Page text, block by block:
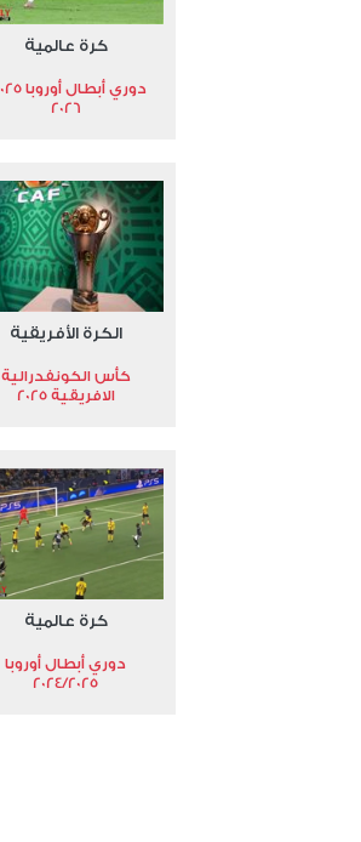
كرة عالمية
2026
الكرة الأفريقية
كأس الكونفدرالية
الافريقية 2025
كرة عالمية
دوري أبطال أوروبا
2024/2025